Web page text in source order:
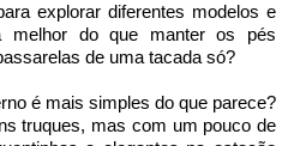
explorar diferentes modelos e
melhor do que manter os pés
de uma tacada só?
é mais simples do que parece?
truques, mas com um pouco de